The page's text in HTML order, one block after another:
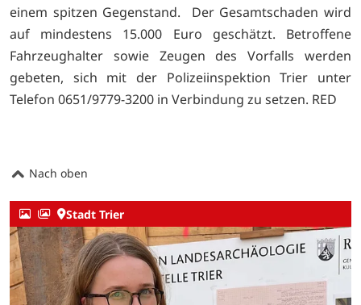
einem spitzen Gegenstand. Der Gesamtschaden wird
auf mindestens 15.000 Euro geschätzt. Betroffene
Fahrzeughalter sowie Zeugen des Vorfalls werden
gebeten, sich mit der Polizeiinspektion Trier unter
Telefon 0651/9779-3200 in Verbindung zu setzen. RED
Nach oben
Stadt Trier